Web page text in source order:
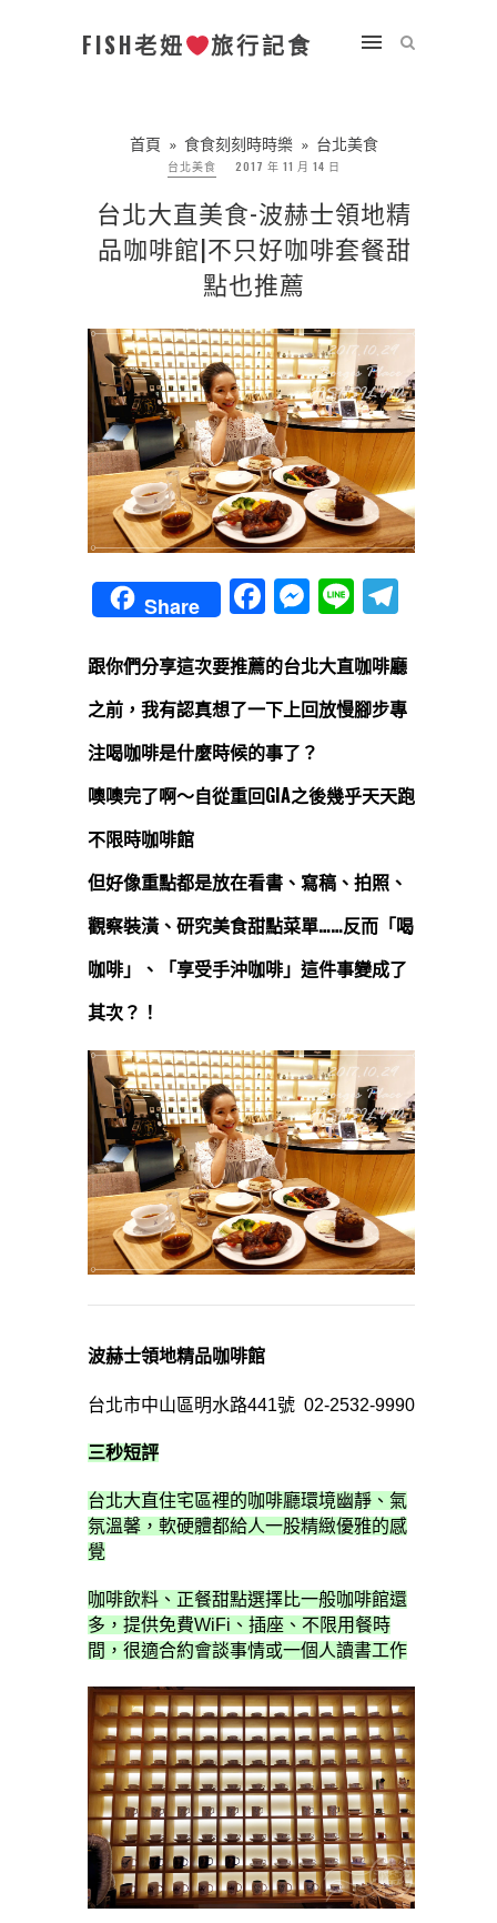
FISH老妞 旅行記食
首頁 » 食食刻刻時時樂 » 台北美食
台北美食
2017 年 11 月 14 日
台北大直美食-波赫士領地精
品咖啡館|不只好咖啡套餐甜
點也推薦
Share Facebook
Messenger
Line
跟你們分享這次要推薦的台北大直咖啡廳
之前，我有認真想了一下上回放慢腳步專
注喝咖啡是什麼時候的事了？
噢噢完了啊～自從重回GIA之後幾乎天天跑
不限時咖啡館
但好像重點都是放在看書、寫稿、拍照、
觀察裝潢、研究美食甜點菜單……反而「喝
咖啡」、「享受手沖咖啡」這件事變成了
其次？！
波赫士領地精品咖啡館
台北市中山區明水路441號 02-2532-9990
三秒短評
台北大直住宅區裡的咖啡廳環境幽靜、氣
氛溫馨，軟硬體都給人一股精緻優雅的感
覺
咖啡飲料、正餐甜點選擇比一般咖啡館還
多，提供免費WiFi、插座、不限用餐時
間，很適合約會談事情或一個人讀書工作